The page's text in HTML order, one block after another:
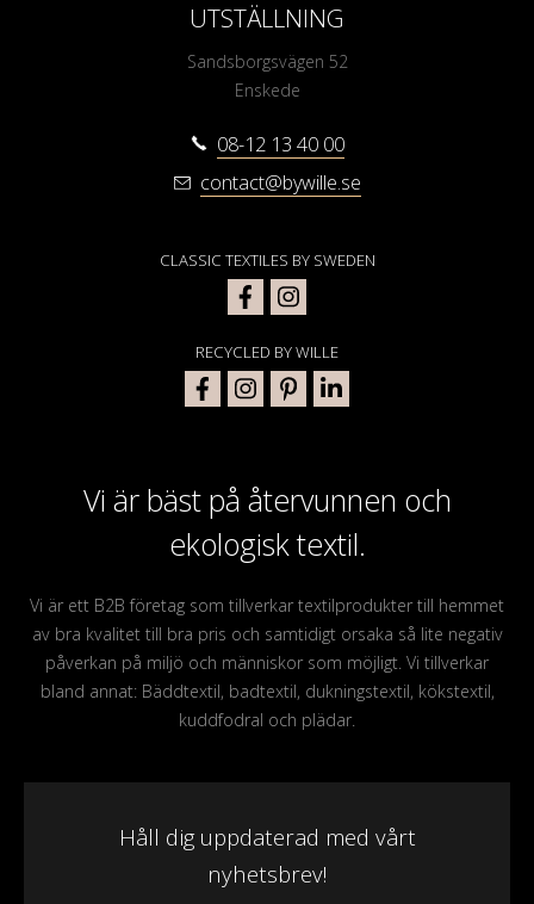
Vi är bäst på återvunnen och
ekologisk textil.
Vi är ett B2B företag som tillverkar textilprodukter till hemmet
av bra kvalitet till bra pris och samtidigt orsaka så lite negativ
påverkan på miljö och människor som möjligt. Vi tillverkar
bland annat: Bäddtextil, badtextil, dukningstextil, kökstextil,
kuddfodral och plädar.
Håll dig uppdaterad med vårt
nyhetsbrev!
UTSTÄLLNING
Sandsborgsvägen 52
Enskede
08-12 13 40 00
contact@bywille.se
CLASSIC TEXTILES BY SWEDEN
RECYCLED BY WILLE